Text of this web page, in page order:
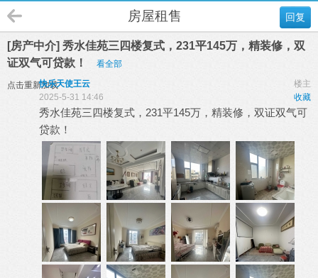
回复
房屋租售
[房产中介] 秀水佳苑三四楼复式，231平145万，精装修，双
证双气可贷款！
看全部
点击重新加载 楼主
快乐天使王云
收藏
2025-5-31 14:46
秀水佳苑三四楼复式，231平145万，精装修，双证双气可
贷款！